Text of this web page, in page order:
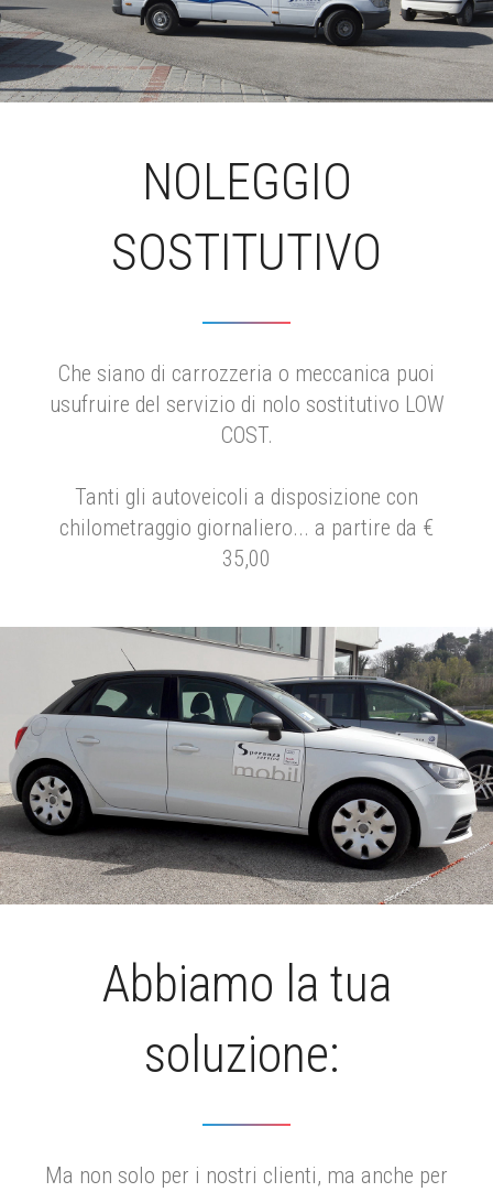
NOLEGGIO
SOSTITUTIVO
Che siano di carrozzeria o meccanica puoi
usufruire del servizio di nolo sostitutivo LOW
COST.
Tanti gli autoveicoli a disposizione con
chilometraggio giornaliero... a partire da €
35,00
Abbiamo la tua
soluzione:
Ma non solo per i nostri clienti, ma anche per